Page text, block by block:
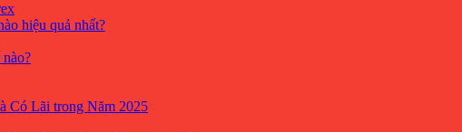
hiệu quả nhất?
Có Lãi trong Năm 2025